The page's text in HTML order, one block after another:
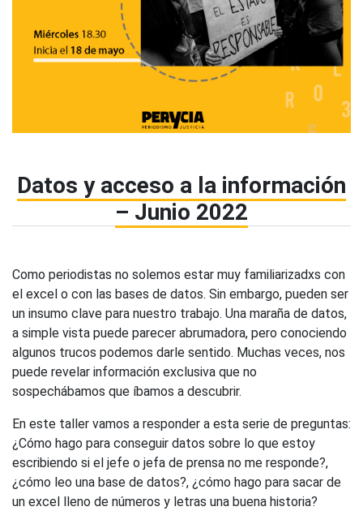
Datos y acceso a la información
– Junio 2022
Como periodistas no solemos estar muy familiarizadxs con
el excel o con las bases de datos. Sin embargo, pueden ser
un insumo clave para nuestro trabajo. Una maraña de datos,
a simple vista puede parecer abrumadora, pero conociendo
algunos trucos podemos darle sentido. Muchas veces, nos
puede revelar información exclusiva que no
sospechábamos que íbamos a descubrir.
En este taller vamos a responder a esta serie de preguntas:
¿Cómo hago para conseguir datos sobre lo que estoy
escribiendo si el jefe o jefa de prensa no me responde?,
¿cómo leo una base de datos?, ¿cómo hago para sacar de
un excel lleno de números y letras una buena historia?